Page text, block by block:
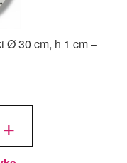
Ø 30 cm, h 1 cm –
+